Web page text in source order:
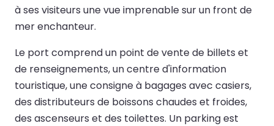
à ses visiteurs une vue imprenable sur un front de
mer enchanteur.
Le port comprend un point de vente de billets et
de renseignements, un centre d'information
touristique, une consigne à bagages avec casiers,
des distributeurs de boissons chaudes et froides,
des ascenseurs et des toilettes. Un parking est